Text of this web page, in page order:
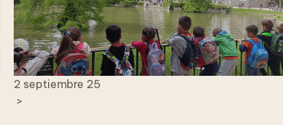
2 septiembre 25
>